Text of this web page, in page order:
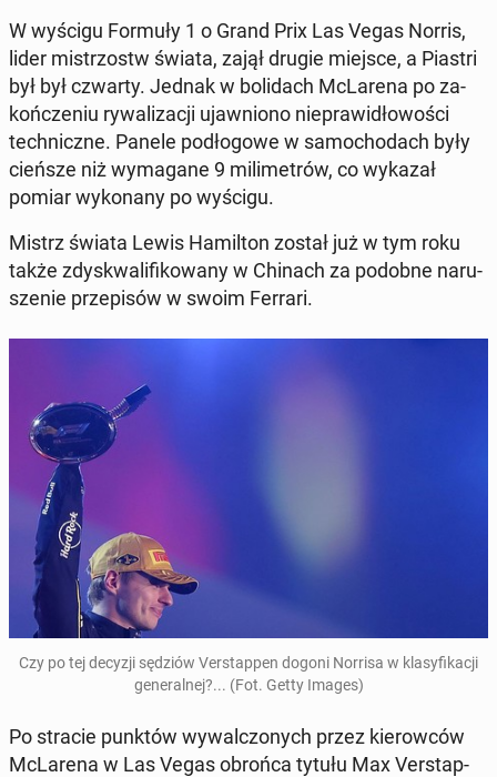
W wyścigu Formuły 1 o Grand Prix Las Vegas Norris,
lider mi­strzostw świata, zajął drugie miejsce, a Piastri
był był czwarty. Jednak w bo­li­dach McLa­re­na po za­
koń­cze­niu ry­wa­li­za­cji ujaw­nio­no nie­pra­wi­dło­wo­ści
tech­nicz­ne. Panele pod­ło­go­we w sa­mo­cho­dach były
cieńsze niż wy­ma­ga­ne 9 mi­li­me­trów, co wykazał
pomiar wy­ko­na­ny po wyścigu.
Mistrz świata Lewis Ha­mil­ton został już w tym roku
także zdys­kwa­li­fi­ko­wa­ny w Chinach za podobne na­ru­
sze­nie prze­pi­sów w swoim Ferrari.
Czy po tej decyzji sędziów Ver­stap­pen dogoni Norrisa w kla­sy­fi­ka­cji
ge­ne­ral­nej?... (Fot. Getty Images)
Po stracie punktów wy­wal­czo­nych przez kie­row­ców
McLa­re­na w Las Vegas obrońca tytułu Max Ver­stap­